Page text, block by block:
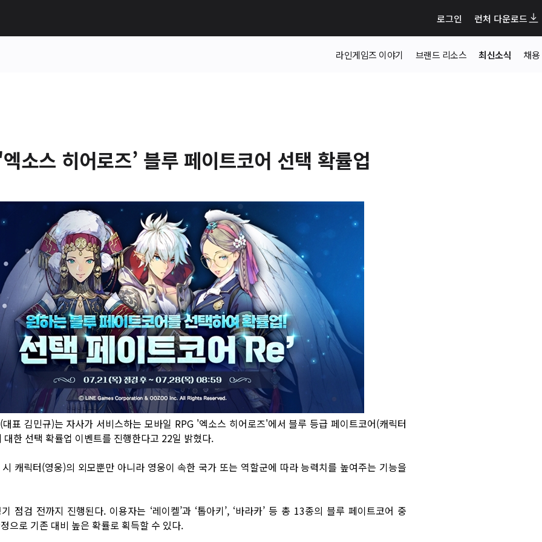
로그인 런처 다운로드
라인게임즈 이야기 브랜드 리소스 최신소식 채용
소스 히어로즈’ 블루 페이트코어 선택 확률업
표 김민규)는 자사가 서비스하는 모바일 RPG '엑소스 히어로즈'에서 블루 등급 페이트코어(캐릭터
한 선택 확률업 이벤트를 진행한다고 22일 밝혔다.
시 캐릭터(영웅)의 외모뿐만 아니라 영웅이 속한 국가 또는 역할군에 따라 능력치를 높여주는 기능을
점검 전까지 진행된다. 이용자는 ‘레이켈’과 ‘톱아키’, ‘바라카’ 등 총 13종의 블루 페이트코어 중
으로 기존 대비 높은 확률로 획득할 수 있다.